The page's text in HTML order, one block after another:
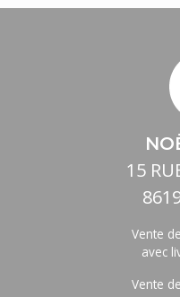
15
Vente
avec
Vente